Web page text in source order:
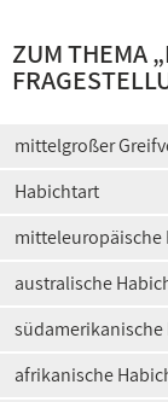
ZUM THEMA
mittelgroßer
Habichtart
mitteleuropäische
australische
afrikanische